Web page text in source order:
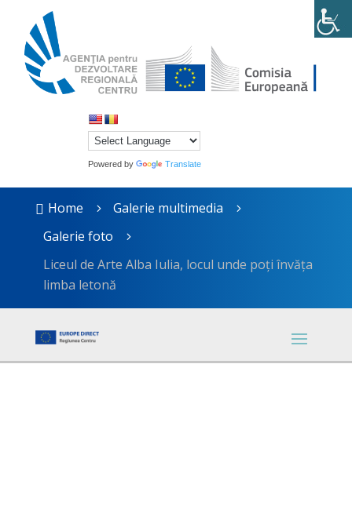
Powered by Translate
 Home 5 Galerie multimedia 5
Galerie foto 5
Liceul de Arte Alba Iulia, locul unde poți învăța
limba letonă